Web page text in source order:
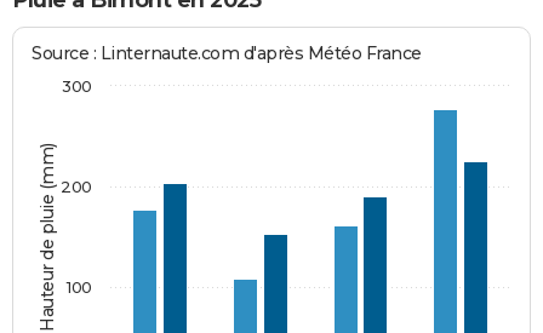
Hauteur de pluie (mm)
Source : Linternaute.com d'après Météo France
100
200
300